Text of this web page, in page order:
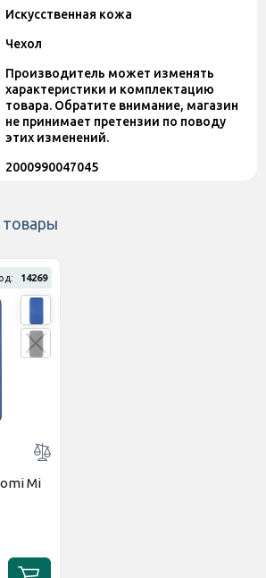
Искусственная кожа
Чехол
Производитель может изменять
характеристики и комплектацию
товара. Обратите внимание, магазин
не принимает претензии по поводу
этих изменений.
2000990047045
14269
Mi